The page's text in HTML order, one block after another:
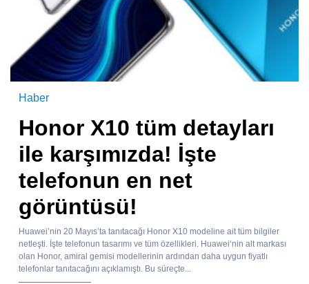
Haber
Honor X10 tüm detayları
ile karşımızda! İşte
telefonun en net
görüntüsü!
Huawei’nin 20 Mayıs’ta tanıtacağı Honor X10 modeline ait tüm bilgiler
netleşti. İşte telefonun tasarımı ve tüm özellikleri. Huawei‘nin alt markası
olan Honor, amiral gemisi modellerinin ardından daha uygun fiyatlı
telefonlar tanıtacağını açıklamıştı. Bu süreçte...